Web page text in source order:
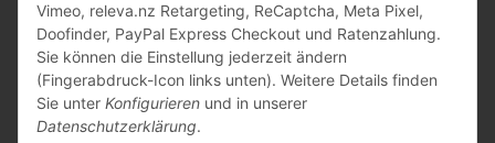
Vimeo, releva.nz Retargeting, ReCaptcha, Meta Pixel,
Doofinder, PayPal Express Checkout und Ratenzahlung.
Sie können die Einstellung jederzeit ändern
(Fingerabdruck-Icon links unten). Weitere Details finden
Sie unter Konfigurieren und in unserer
Datenschutzerklärung.
* Alle Preise inkl. gesetzlicher USt., zzgl.